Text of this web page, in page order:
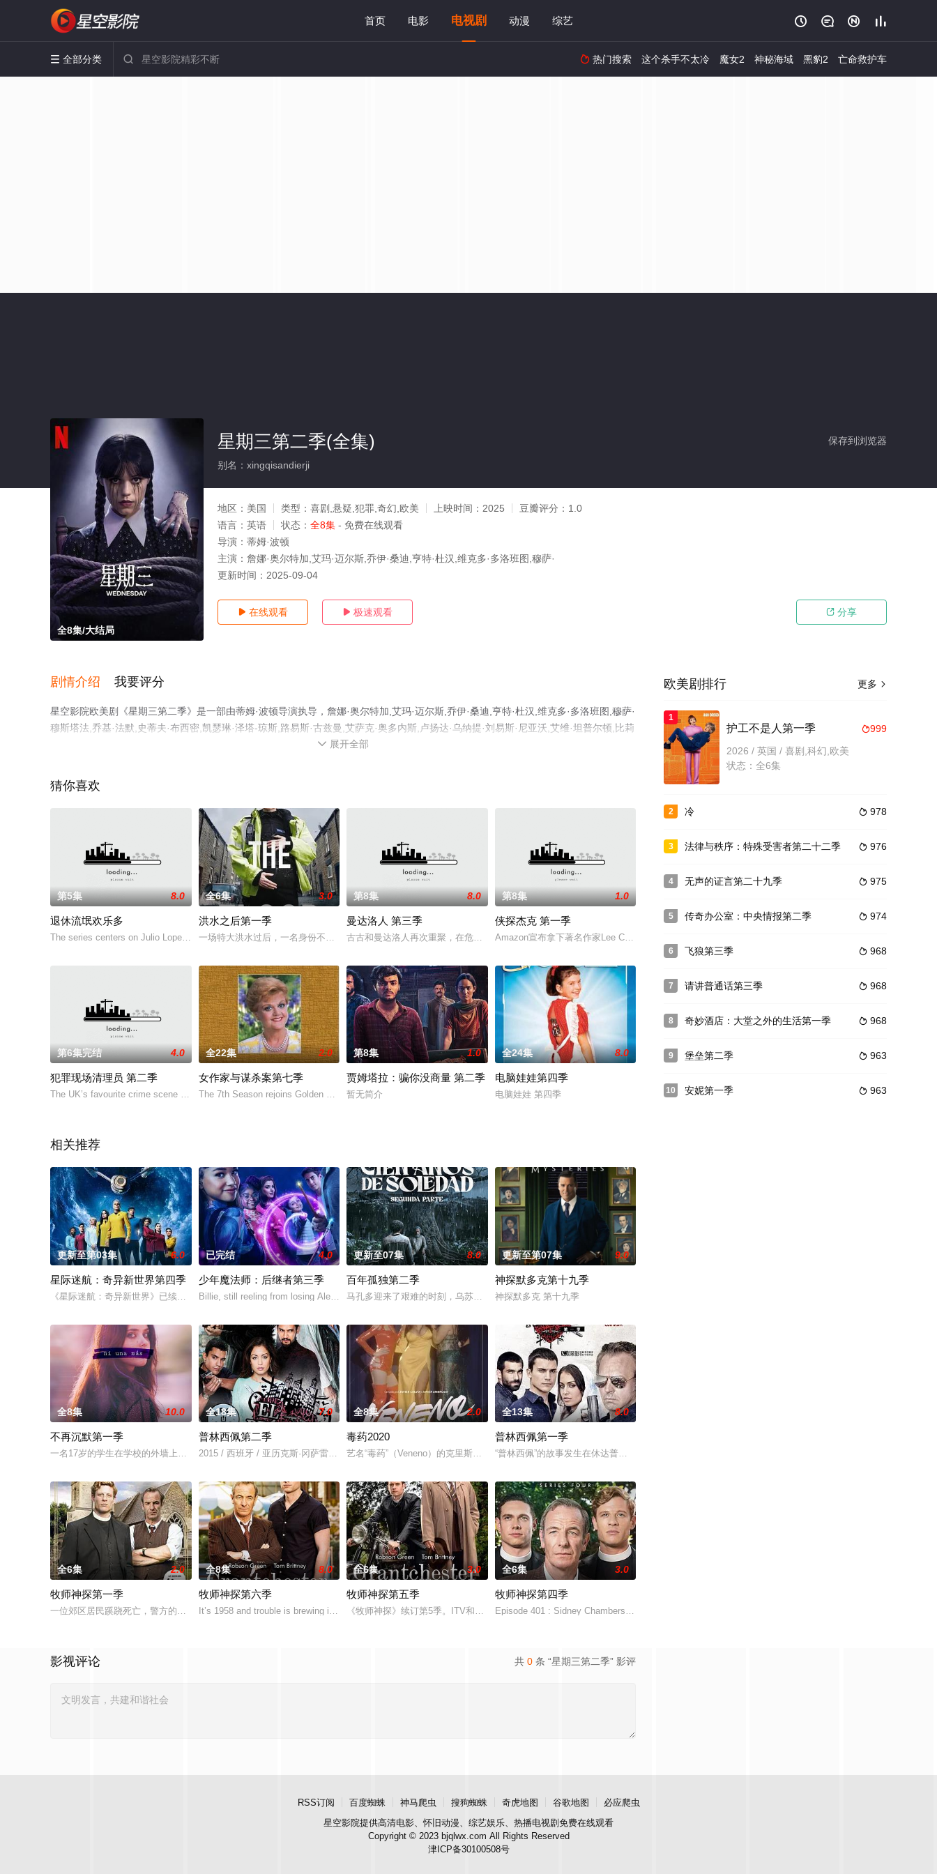
首页 电影 电视剧 动漫 综艺    
 全部分类   热门搜索 这个杀手不太冷 魔女2 神秘海域 黑豹2 亡命救护车
全8集/大结局
保存到浏览器
星期三第二季(全集)
别名：xingqisandierji
地区： 美国 类型： 喜剧,悬疑,犯罪,奇幻,欧美 上映时间： 2025 豆瓣评分： 1.0
语言： 英语 状态： 全8集 - 免费在线观看
导演： 蒂姆·波顿
主演： 詹娜·奥尔特加,艾玛·迈尔斯,乔伊·桑迪,亨特·杜汉,维克多·多洛班图,穆萨·
更新时间： 2025-09-04
 在线观看  极速观看  分享
剧情介绍 我要评分
星空影院欧美剧《星期三第二季》是一部由蒂姆·波顿导演执导，詹娜·奥尔特加,艾玛·迈尔斯,乔伊·桑迪,亨特·杜汉,维克多·多洛班图,穆萨·
穆斯塔法,乔基·法默,史蒂夫·布西密,凯瑟琳·泽塔-琼斯,路易斯·古兹曼,艾萨克·奥多内斯,卢扬达·乌纳提·刘易斯·尼亚沃,艾维·坦普尔顿,比莉
·派佩,乔安娜·拉姆利,诺亚·泰勒,弗莱德·阿米森,坦迪·牛顿,Lady,Gaga,克里斯托弗·洛伊德,海利·乔·奥斯蒙,等明星精彩演绎的美国电视
猫或剧情网等平台了解。
 展开全部
猜你喜欢
第5集 8.0
退休流氓欢乐多
The series centers on Julio Lopez, a punk-a
全6集 3.0
洪水之后第一季
一场特大洪水过后，一名身份不明的男子被发现死在地下停车场，警员乔安娜·马歇尔受命调查该
第8集 8.0
曼达洛人 第三季
古古和曼达洛人再次重聚，在危险银河系团结盟友。
第8集 1.0
侠探杰克 第一季
Amazon宣布拿下著名作家Lee Child小说系列《侠探杰克 Jack Reach
第6集完结 4.0
犯罪现场清理员 第二季
The UK’s favourite crime scene cleaner is b
全22集 2.0
女作家与谋杀案第七季
The 7th Season rejoins Golden Globe winner
第8集 1.0
贾姆塔拉：骗你没商量 第二季
暂无简介
全24集 8.0
电脑娃娃第四季
电脑娃娃 第四季
相关推荐
更新至第03集 6.0
星际迷航：奇异新世界第四季
《星际迷航：奇异新世界》已续订第四季。
已完结 4.0
少年魔法师：后继者第三季
Billie, still reeling from losing Alex at t
更新至07集 8.0
百年孤独第二季
马孔多迎来了艰难的时刻，乌苏拉·伊瓜兰的诅咒成真，和平越来越难维持……该剧改编自诺贝尔
更新至第07集 9.0
神探默多克第十九季
神探默多克 第十九季
全8集 10.0
不再沉默第一季
一名17岁的学生在学校的外墙上挂了一块写着“小心：有强奸犯躲在这里”的广告牌之后，她的
全18集 7.0
普林西佩第二季
2015 / 西班牙 / 亚历克斯·冈萨雷斯,伊巴·阿布克,何塞·科罗纳多,鲁本·科尔达达,斯塔尼·科佩,波·杜
全8集 2.0
毒药2020
艺名“毒药”（Veneno）的克里斯蒂娜·奥尔蒂斯（Cristina Ortiz）是西
全13集 8.0
普林西佩第一季
“普林西佩”的故事发生在休达普林西佩区，在那里警察弗兰使用一些非常规手段维持秩序，警察
全6集 2.0
牧师神探第一季
一位郊区居民蹊跷死亡，警方的公开声明与事实不符，郊区牧师Sidney Chambers
全8集 8.0
牧师神探第六季
It’s 1958 and trouble is brewing in the Cam
全6集 3.0
牧师神探第五季
《牧师神探》续订第5季。ITV和PBS Masterpiece联手打造，新季将设定在1
全6集 3.0
牧师神探第四季
Episode 401 : Sidney Chambers attends a tal
共 0 条 “星期三第二季” 影评
影视评论
更多 
欧美剧排行
1
999
护工不是人第一季
2026 / 英国 / 喜剧,科幻,欧美
状态：全6集
2  978
冷
3  976
法律与秩序：特殊受害者第二十二季
4  975
无声的证言第二十九季
5  974
传奇办公室：中央情报第二季
6  968
飞狼第三季
7  968
请讲普通话第三季
8  968
奇妙酒店：大堂之外的生活第一季
9  963
堡垒第二季
10  963
安妮第一季
RSS订阅 百度蜘蛛 神马爬虫 搜狗蜘蛛 奇虎地图 谷歌地图
必应爬虫
星空影院提供高清电影、怀旧动漫、综艺娱乐、热播电视剧免费在线观看
Copyright © 2023 bjqlwx.com All Rights Reserved
津ICP备30100508号